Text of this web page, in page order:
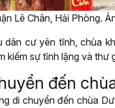
Lê Chân, Hải Phòng.
dân cư yên tĩnh, chùa
kiếm sự tĩnh lặng và thư
đến
di chuyển đến chùa